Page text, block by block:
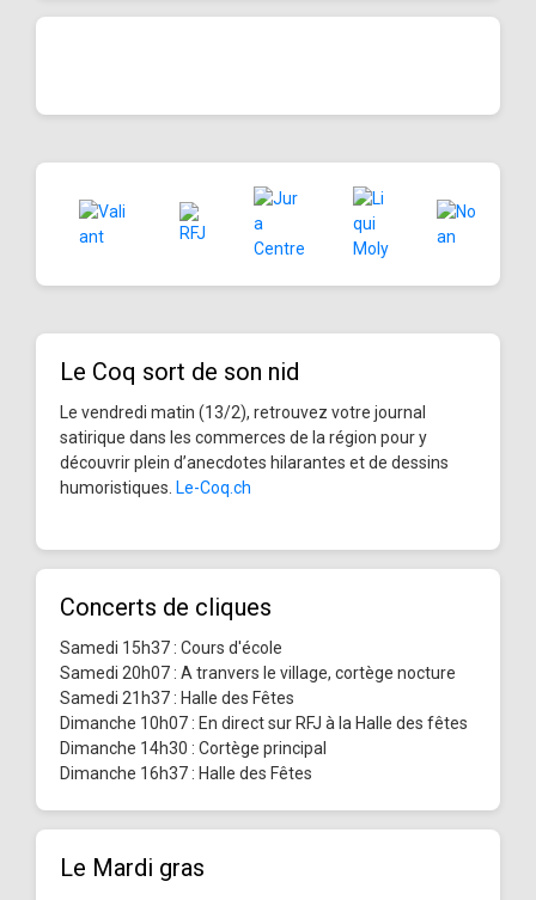
Le Coq sort de son nid
Le vendredi matin (13/2), retrouvez votre journal
satirique dans les commerces de la région pour y
découvrir plein d’anecdotes hilarantes et de dessins
humoristiques. Le-Coq.ch
Concerts de cliques
Samedi 15h37 : Cours d'école
Samedi 20h07 : A tranvers le village, cortège nocture
Samedi 21h37 : Halle des Fêtes
Dimanche 10h07 : En direct sur RFJ à la Halle des fêtes
Dimanche 14h30 : Cortège principal
Dimanche 16h37 : Halle des Fêtes
Le Mardi gras